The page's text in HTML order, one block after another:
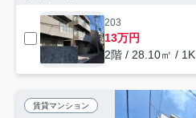
203
13万円
2階 / 28.10㎡ / 1K
賃貸マンション